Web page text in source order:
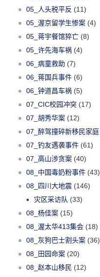
05_人头税平反 (11)
05_渥京留学生惨案 (4)
05_蒋宇餐馆猝亡 (8)
05_许先海车祸 (4)
06_病童救助 (7)
06_蒋国兵事件 (6)
06_钟道昌车祸 (5)
07_CIC校园冲突 (17)
07_胡秀华案 (12)
07_醉驾撞碎新移民家庭
07_钓友遇袭事件 (61)
07_高山涉贪案 (40)
08_中国毒奶粉事件 (43)
08_四川大地震 (146)
灾区采访队 (33)
08_杨佳案 (15)
08_渥太华413集会 (18)
08_灰狗巴士割头案 (36)
08_田园命案 (20)
08_赵本山移民 (12)